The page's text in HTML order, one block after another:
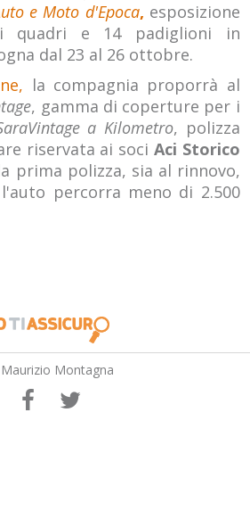
e Moto d'Epoca, esposizione
quadri e 14 padiglioni in
dal 23 al 26 ottobre.
la compagnia proporrà al
, gamma di coperture per i
a Kilometro, polizza
riservata ai sociAci Storico
prima polizza, sia al rinnovo,
percorra meno di 2.500
Montagna